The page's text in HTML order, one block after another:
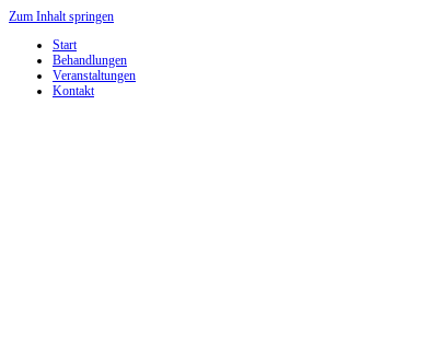
Zum Inhalt springen
Start
Behandlungen
Veranstaltungen
Kontakt